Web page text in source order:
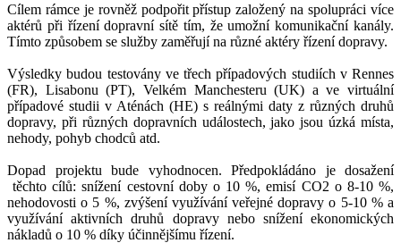
Cílem rámce je rovněž podpořit přístup založený na spolupráci více
aktérů při řízení dopravní sítě tím, že umožní komunikační kanály.
Tímto způsobem se služby zaměřují na různé aktéry řízení dopravy.
Výsledky budou testovány ve třech případových studiích v Rennes
(FR), Lisabonu (PT), Velkém Manchesteru (UK) a ve virtuální
případové studii v Aténách (HE) s reálnými daty z různých druhů
dopravy, při různých dopravních událostech, jako jsou úzká místa,
nehody, pohyb chodců atd.
Dopad projektu bude vyhodnocen. Předpokládáno je dosažení
těchto cílů: snížení cestovní doby o 10 %, emisí CO2 o 8-10 %,
nehodovosti o 5 %, zvýšení využívání veřejné dopravy o 5-10 % a
využívání aktivních druhů dopravy nebo snížení ekonomických
nákladů o 10 % díky účinnějšímu řízení.